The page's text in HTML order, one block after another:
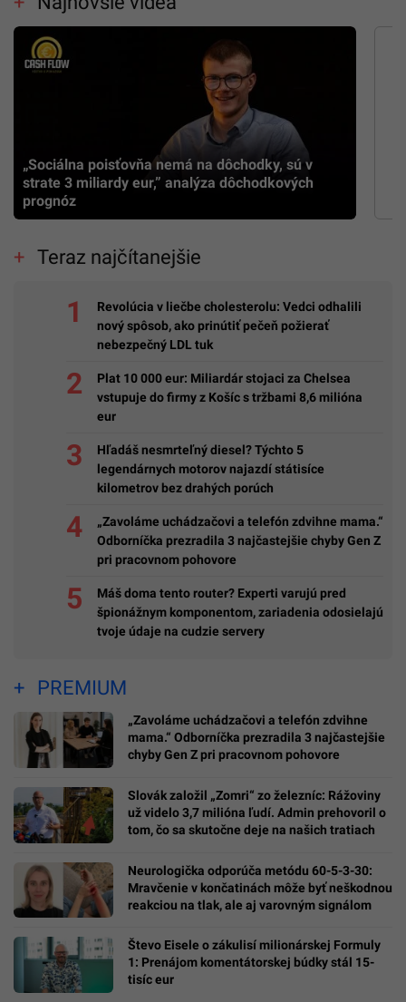
„Sociálna poisťovňa nemá na dôchodky, sú v
strate 3 miliardy eur,” analýza dôchodkových
prognóz
Teraz najčítanejšie
Revolúcia v liečbe cholesterolu: Vedci odhalili
nový spôsob, ako prinútiť pečeň požierať
nebezpečný LDL tuk
Plat 10 000 eur: Miliardár stojaci za Chelsea
vstupuje do firmy z Košíc s tržbami 8,6 milióna
eur
Hľadáš nesmrteľný diesel? Týchto 5
legendárnych motorov najazdí státisíce
kilometrov bez drahých porúch
„Zavoláme uchádzačovi a telefón zdvihne mama.“
Odborníčka prezradila 3 najčastejšie chyby Gen Z
pri pracovnom pohovore
Máš doma tento router? Experti varujú pred
špionážnym komponentom, zariadenia odosielajú
tvoje údaje na cudzie servery
PREMIUM
„Zavoláme uchádzačovi a telefón zdvihne
mama.“ Odborníčka prezradila 3 najčastejšie
chyby Gen Z pri pracovnom pohovore
Slovák založil „Zomri“ zo železníc: Rážoviny
už videlo 3,7 milióna ľudí. Admin prehovoril o
tom, čo sa skutočne deje na našich tratiach
Neurologička odporúča metódu 60-5-3-30:
Mravčenie v končatinách môže byť neškodnou
reakciou na tlak, ale aj varovným signálom
Števo Eisele o zákulisí milionárskej Formuly
1: Prenájom komentátorskej búdky stál 15-
tisíc eur